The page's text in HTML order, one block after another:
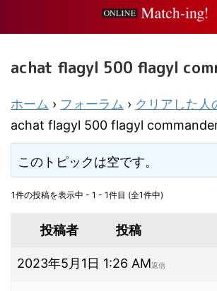
achat flagyl 500 flagyl
ホーム › フォーラム › クリアした人
achat flagyl 500 flagyl
このトピックは空です。
1件の投稿を表示中 - 1 - 1件目 (全1件中)
投稿者 投稿
2023年5月1日 1:26 AM返信